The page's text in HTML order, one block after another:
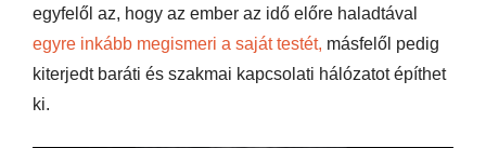
egyfelől az, hogy az ember az idő előre haladtával
egyre inkább megismeri a saját testét, másfelől pedig
kiterjedt baráti és szakmai kapcsolati hálózatot építhet
ki.